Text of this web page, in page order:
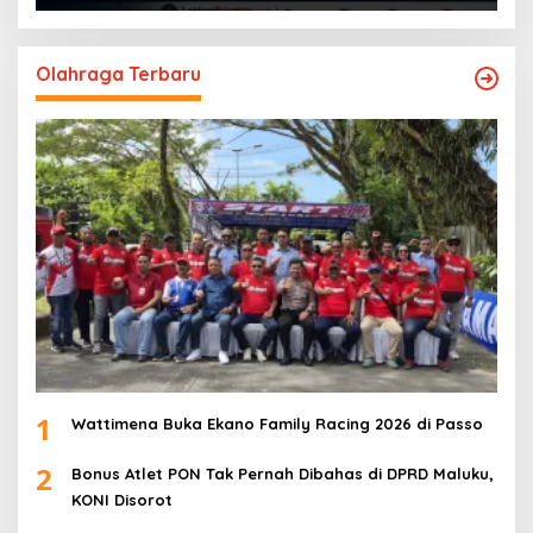
Olahraga Terbaru
1 Wattimena Buka Ekano Family Racing 2026 di Passo
2
Bonus Atlet PON Tak Pernah Dibahas di DPRD Maluku,
KONI Disorot